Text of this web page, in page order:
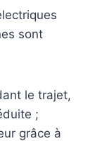
sont
le trajet,
;
grâce à